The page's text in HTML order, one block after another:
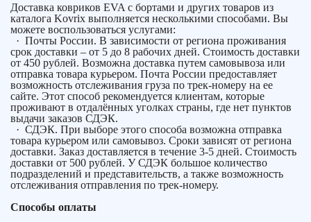
Доставка ковриков EVA с бортами и других товаров из
каталога Kovrix выполняется несколькими способами. Вы
можете воспользоваться услугами:
· Почты России. В зависимости от региона проживания
срок доставки – от 5 до 8 рабочих дней. Стоимость доставки
от 450 рублей. Возможна доставка путем самовывоза или
отправка товара курьером. Почта России предоставляет
возможность отслеживания груза по трек-номеру на ее
сайте. Этот способ рекомендуется клиентам, которые
проживают в отдалённых уголках страны, где нет пунктов
выдачи заказов СДЭК.
· СДЭК. При выборе этого способа возможна отправка
товара курьером или самовывоз. Сроки зависят от региона
доставки. Заказ доставляется в течение 3-5 дней. Стоимость
доставки от 500 рублей. У СДЭК большое количество
подразделений и представительств, а также возможность
отслеживания отправления по трек-номеру.
Способы оплаты